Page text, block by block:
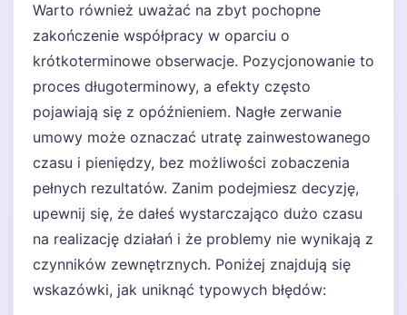
Warto również uważać na zbyt pochopne
zakończenie współpracy w oparciu o
krótkoterminowe obserwacje. Pozycjonowanie to
proces długoterminowy, a efekty często
pojawiają się z opóźnieniem. Nagłe zerwanie
umowy może oznaczać utratę zainwestowanego
czasu i pieniędzy, bez możliwości zobaczenia
pełnych rezultatów. Zanim podejmiesz decyzję,
upewnij się, że dałeś wystarczająco dużo czasu
na realizację działań i że problemy nie wynikają z
czynników zewnętrznych. Poniżej znajdują się
wskazówki, jak uniknąć typowych błędów: